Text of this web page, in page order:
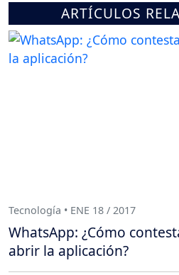
ARTÍCULOS
Tecnología • ENE 18 / 2017
WhatsApp: ¿Cómo
abrir la aplicación?